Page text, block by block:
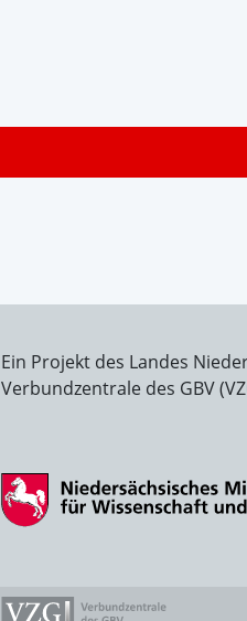
Ein Projekt des Landes
Verbundzentrale des GBV